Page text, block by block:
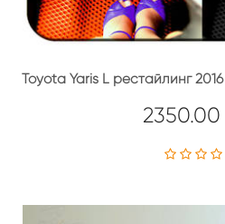
Toyota Yaris L рестайлинг